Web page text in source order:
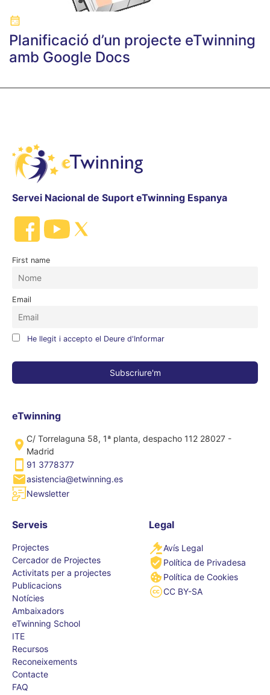
Planificació d’un projecte eTwinning
amb Google Docs
Servei Nacional de Suport eTwinning Espanya
First name
Email
He llegit i accepto el Deure d'Informar
eTwinning
C/ Torrelaguna 58, 1ª planta, despacho 112 28027 -
Madrid
91 3778377
asistencia@etwinning.es
Newsletter
Serveis
Projectes
Cercador de Projectes
Activitats per a projectes
Publicacions
Notícies
Ambaixadors
eTwinning School
ITE
Recursos
Reconeixements
Contacte
FAQ
Legal
Avís Legal
Política de Privadesa
Política de Cookies
CC BY-SA